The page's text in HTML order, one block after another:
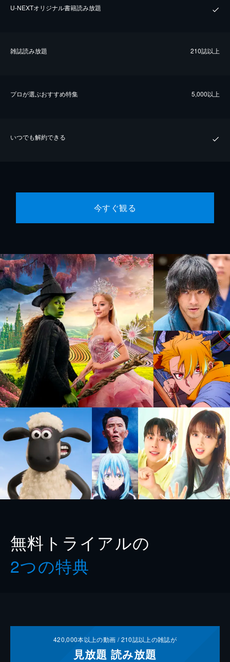
U-NEXTオリジナル書籍読み放題
雑誌読み放題 210誌以上
プロが選ぶおすすめ特集 5,000以上
いつでも解約できる
今すぐ観る
無料トライアルの
2つの特典
420,000本以上の動画 /210誌以上の雑誌が
見放題 読み放題